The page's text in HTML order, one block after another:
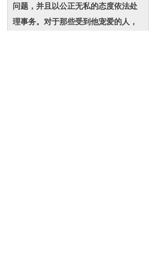
问题，并且以公正无私的态度依法处
理事务。对于那些受到他宠爱的人，